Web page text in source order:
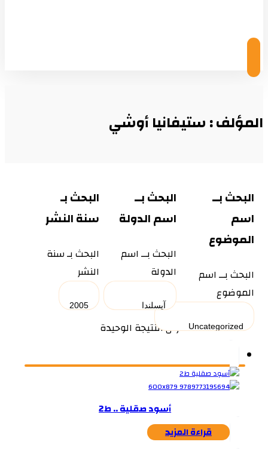
المؤلف : ستيفانيا أوشي
البحث بــ
اسم
الموضوع
البحث بــ اسم
الموضوع
البحث بــ
اسم الدولة
البحث بــ اسم
الدولة
البحث بـ
سنة النشر
البحث بـ سنة
النشر
عرض النتيجة الوحيدة
أسود صقلية .. ط2
قراءة المزيد